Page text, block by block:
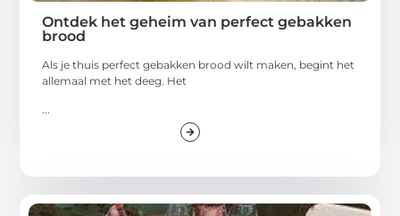
Ontdek het geheim van perfect gebakken
brood
Als je thuis perfect gebakken brood wilt maken, begint het
allemaal met het deeg. Het
...